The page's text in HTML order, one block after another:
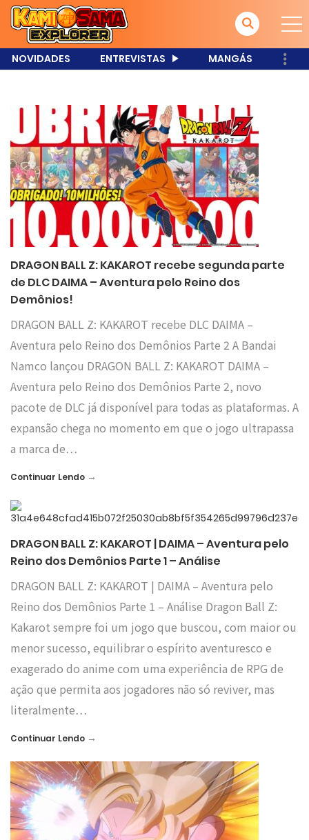
NOVIDADES ENTREVISTAS MANGÁS
DRAGON BALL Z: KAKAROT recebe segunda parte
de DLC DAIMA – Aventura pelo Reino dos
Demônios!
DRAGON BALL Z: KAKAROT recebe DLC DAIMA –
Aventura pelo Reino dos Demônios Parte 2 A Bandai
Namco lançou DRAGON BALL Z: KAKAROT DAIMA –
Aventura pelo Reino dos Demônios Parte 2, novo
pacote de DLC já disponível para todas as plataformas. A
expansão chega no momento em que o jogo ultrapassa
a marca de…
Continuar Lendo →
DRAGON BALL Z: KAKAROT | DAIMA – Aventura pelo
Reino dos Demônios Parte 1 – Análise
DRAGON BALL Z: KAKAROT | DAIMA – Aventura pelo
Reino dos Demônios Parte 1 – Análise Dragon Ball Z:
Kakarot sempre foi um jogo que buscou, com maior ou
menor sucesso, equilibrar o espírito aventuresco e
exagerado do anime com uma experiência de RPG de
ação que permita aos jogadores não só reviver, mas
literalmente…
Continuar Lendo →